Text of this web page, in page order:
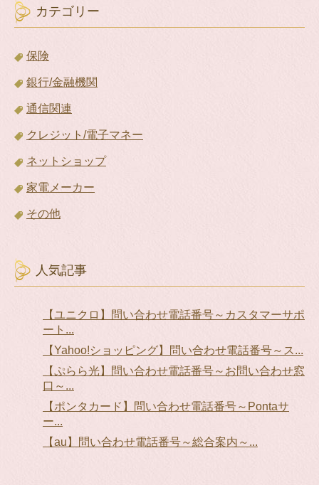
カテゴリー
保険
銀行/金融機関
通信関連
クレジット/電子マネー
ネットショップ
家電メーカー
その他
人気記事
【ユニクロ】問い合わせ電話番号～カスタマーサポ
ート...
【Yahoo!ショッピング】問い合わせ電話番号～ス...
【ぷらら光】問い合わせ電話番号～お問い合わせ窓
口～...
【ポンタカード】問い合わせ電話番号～Pontaサ
ー...
【au】問い合わせ電話番号～総合案内～...